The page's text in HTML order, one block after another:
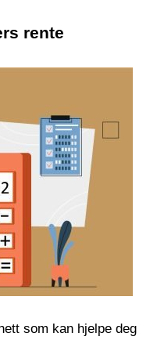
rente
som kan hjelpe deg